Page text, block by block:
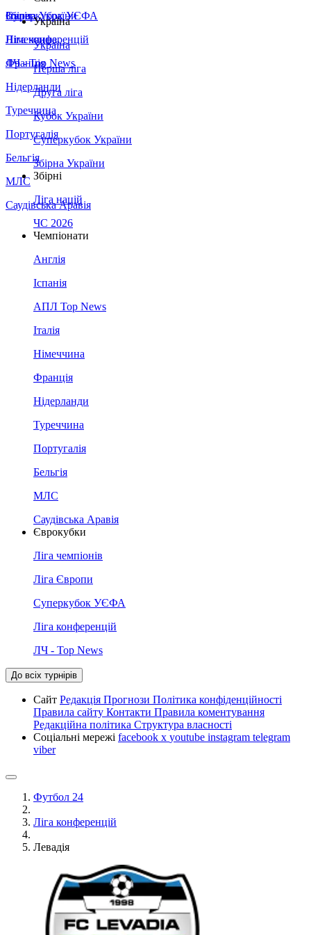
Збірна України
Італія
Німеччина
Франція
Нідерланди
Туреччина
Португалія
Бельгія
МЛС
Саудівська Аравія
Суперкубок УЄФА
Ліга конференцій
ЛЧ - Top News
Україна
Україна
Перша ліга
Друга ліга
Кубок України
Суперкубок України
Збірна України
Збірні
Ліга націй
ЧС 2026
Чемпіонати
Англія
Іспанія
АПЛ Top News
Італія
Німеччина
Франція
Нідерланди
Туреччина
Португалія
Бельгія
МЛС
Саудівська Аравія
Єврокубки
Ліга чемпіонів
Ліга Європи
Суперкубок УЄФА
Ліга конференцій
ЛЧ - Top News
До всіх турнірів
Сайт Редакція Прогнози Політика конфіденційності
Правила сайту Контакти Правила коментування
Редакційна політика Структура власності
Соціальні мережі facebook x youtube instagram telegram
viber
Футбол 24
Ліга конференцій
Левадія